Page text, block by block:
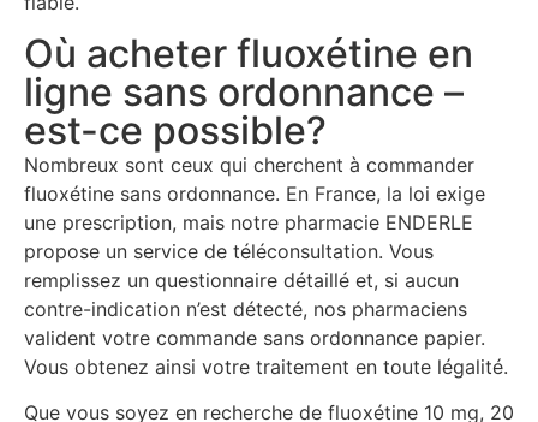
Où acheter fluoxétine en
ligne sans ordonnance –
est-ce possible?
Nombreux sont ceux qui cherchent à commander
fluoxétine sans ordonnance. En France, la loi exige
une prescription, mais notre pharmacie ENDERLE
propose un service de téléconsultation. Vous
remplissez un questionnaire détaillé et, si aucun
contre-indication n’est détecté, nos pharmaciens
valident votre commande sans ordonnance papier.
Vous obtenez ainsi votre traitement en toute légalité.
Que vous soyez en recherche de fluoxétine 10 mg, 20